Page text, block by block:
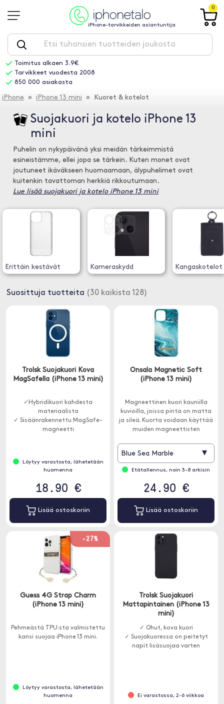
iPhone-tarvikkeiden asiantuntija
0
Toimitus alkaen 3.9€
Tarvikkeet vuodesta 2008
850 000 asiakasta
iPhone » iPhone 13 mini » Kuoret & kotelot
Suojakuori ja kotelo iPhone 13
mini
Puhelin on nykypäivänä yksi meidän tärkeimmistä
esineistämme, ellei jopa se tärkein. Kuten monet ovat
joutuneet ikäväkseen huomaamaan, älypuhelimet ovat
kuitenkin tavattoman herkkiä rikkoutumaan.
Lue lisää suojakuori ja kotelo iPhone 13 mini
Erittäin kestävät Kameraskydd Kangaskotelot
Suosittuja tuotteita (30 kaikista 128)
Trolsk Suojakuori Kova
MagSafella (iPhone 13 mini)
✓Hybridikuori kahdesta
materiaalista
✓ Sisäänrakennettu MagSafe-
magneetti
Löytyy varastosta, lähetetään
huomenna
18.90 €
Lisää ostoskoriin
Onsala Magnetic Soft
(iPhone 13 mini)
Magneettinen kuori kauniilla
kuvioilla, joissa pinta on matta
ja sileä. Kuorta voidaan käyttää
muiden magneettisten
autonpidikkeiden, kanssa.
Blue Sea Marble ▾
Etätallennus, noin 3-8 arkisin
24.90 €
Lisää ostoskoriin
-27%
Guess 4G Strap Charm
(iPhone 13 mini)
Pehmeästä TPU:sta valmistettu
kansi suojaa iPhone 13 mini.
Löytyy varastosta, lähetetään
huomenna
Trolsk Suojakuori
Mattapintainen (iPhone 13
mini)
✓ Ohut, kova kuori
✓ Suojakuoressa on peitetyt
napit lisäsuojaa varten
Ei varastossa, 2-6 viikkoa